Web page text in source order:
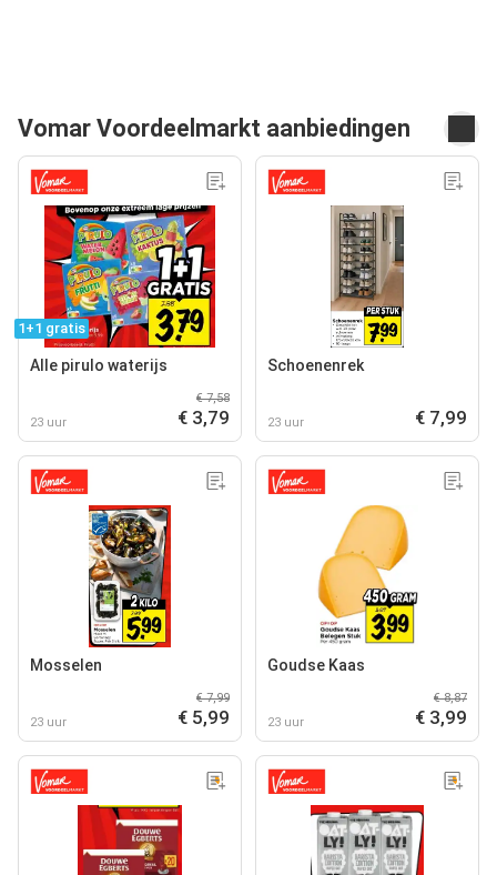
Vomar Voordeelmarkt aanbiedingen
1+1 gratis
Alle pirulo waterijs
23 uur
€ 7,58
€ 3,79
Schoenenrek
23 uur € 7,99
Mosselen
23 uur
€ 7,99
€ 5,99
Goudse Kaas
23 uur
€ 8,87
€ 3,99